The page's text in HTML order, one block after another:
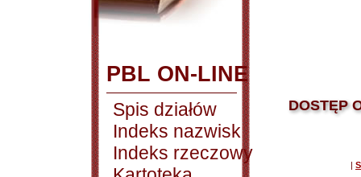
PBL ON-LINE
Spis działów
Indeks nazwisk
Indeks rzeczowy
DOSTĘP
|